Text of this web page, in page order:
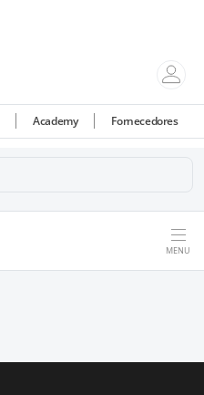
Academy Fornecedores
MENU